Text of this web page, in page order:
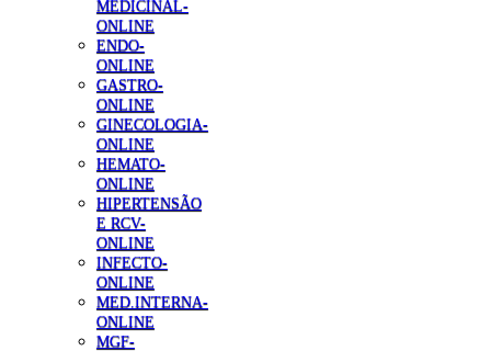
MEDICINAL-
ONLINE
ENDO-
ONLINE
GASTRO-
ONLINE
GINECOLOGIA-
ONLINE
HEMATO-
ONLINE
HIPERTENSÃO
E RCV-
ONLINE
INFECTO-
ONLINE
MED.INTERNA-
ONLINE
MGF-